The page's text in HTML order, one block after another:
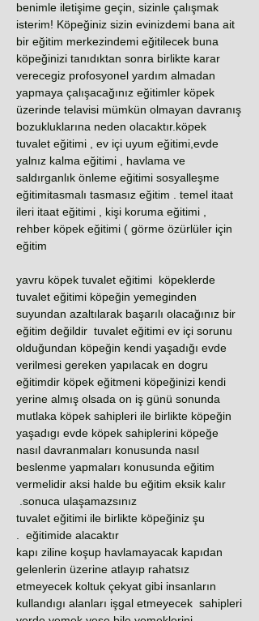
benimle iletişime geçin, sizinle çalışmak
isterim! Köpeğiniz sizin evinizdemi bana ait
bir eğitim merkezindemi eğitilecek buna
köpeğinizi tanıdıktan sonra birlikte karar
verecegiz profosyonel yardım almadan
yapmaya çalışacağınız eğitimler köpek
üzerinde telavisi mümkün olmayan davranış
bozukluklarına neden olacaktır.köpek
tuvalet eğitimi , ev içi uyum eğitimi,evde
yalnız kalma eğitimi , havlama ve
saldırganlık önleme eğitimi sosyalleşme
eğitimitasmalı tasmasız eğitim . temel itaat
ileri itaat eğitimi , kişi koruma eğitimi ,
rehber köpek eğitimi ( görme özürlüler için
eğitim
yavru köpek tuvalet eğitimi köpeklerde
tuvalet eğitimi köpeğin yemeginden
suyundan azaltılarak başarılı olacağınız bir
eğitim değildir tuvalet eğitimi ev içi sorunu
olduğundan köpeğin kendi yaşadığı evde
verilmesi gereken yapılacak en dogru
eğitimdir köpek eğitmeni köpeğinizi kendi
yerine almış olsada on iş günü sonunda
mutlaka köpek sahipleri ile birlikte köpeğin
yaşadıgı evde köpek sahiplerini köpeğe
nasıl davranmaları konusunda nasıl
beslenme yapmaları konusunda eğitim
vermelidir aksi halde bu eğitim eksik kalır
sonuca ulaşamazsınız.
tuvalet eğitimi ile birlikte köpeğiniz şu
eğitimide alacaktır .
kapı ziline koşup havlamayacak kapıdan
gelenlerin üzerine atlayıp rahatsız
etmeyecek koltuk çekyat gibi insanların
kullandıgı alanları işgal etmeyecek sahipleri